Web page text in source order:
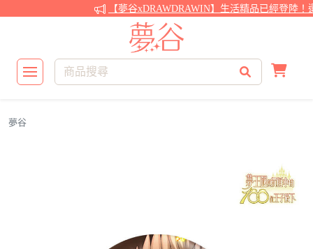
【夢谷xDRAWDRAWIN】生活精品已經登陸！
夢谷